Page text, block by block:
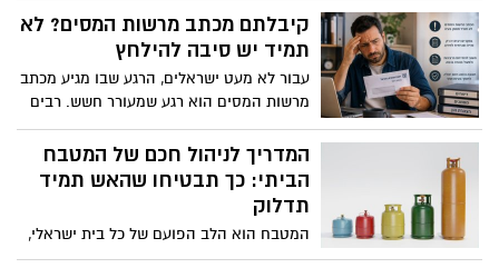
אלא דורש הבנה מעמיקה של אדריכלות חוץ
ופונקציונליות מותאמת אקלים.
קיבלתם מכתב מרשות המסים? לא
תמיד יש סיבה להילחץ
עבור לא מעט ישראלים, הרגע שבו מגיע מכתב
מרשות המסים הוא רגע שמעורר חשש. רבים
מניחים מיד שמדובר בבעיה, בביקורת מס או
בחשד כלשהו מצד הרשויות. בפועל, במקרים
רבים מדובר בפנייה שגרתית לחלוטין שנועדה
לקבל מידע, להשלים מסמכים או לבצע
בדיקות תקופתיות במסגרת פעילותה
השוטפת של רשות המסים.
המדריך לניהול חכם של המטבח
הביתי: כך תבטיחו שהאש תמיד
תדלוק
המטבח הוא הלב הפועם של כל בית ישראלי,
והגז הוא המנוע שמאחורי כל ארוחה